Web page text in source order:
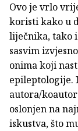
Ovo je vrlo
koristi kako u
liječnika, tako
sasvim
onima koji
epileptologije.
autora/
oslonjen na
iskustva, što